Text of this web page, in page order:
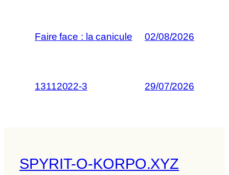
Faire face : la canicule 02/08/2026
13112022-3 29/07/2026
SPYRIT-O-KORPO.XYZ